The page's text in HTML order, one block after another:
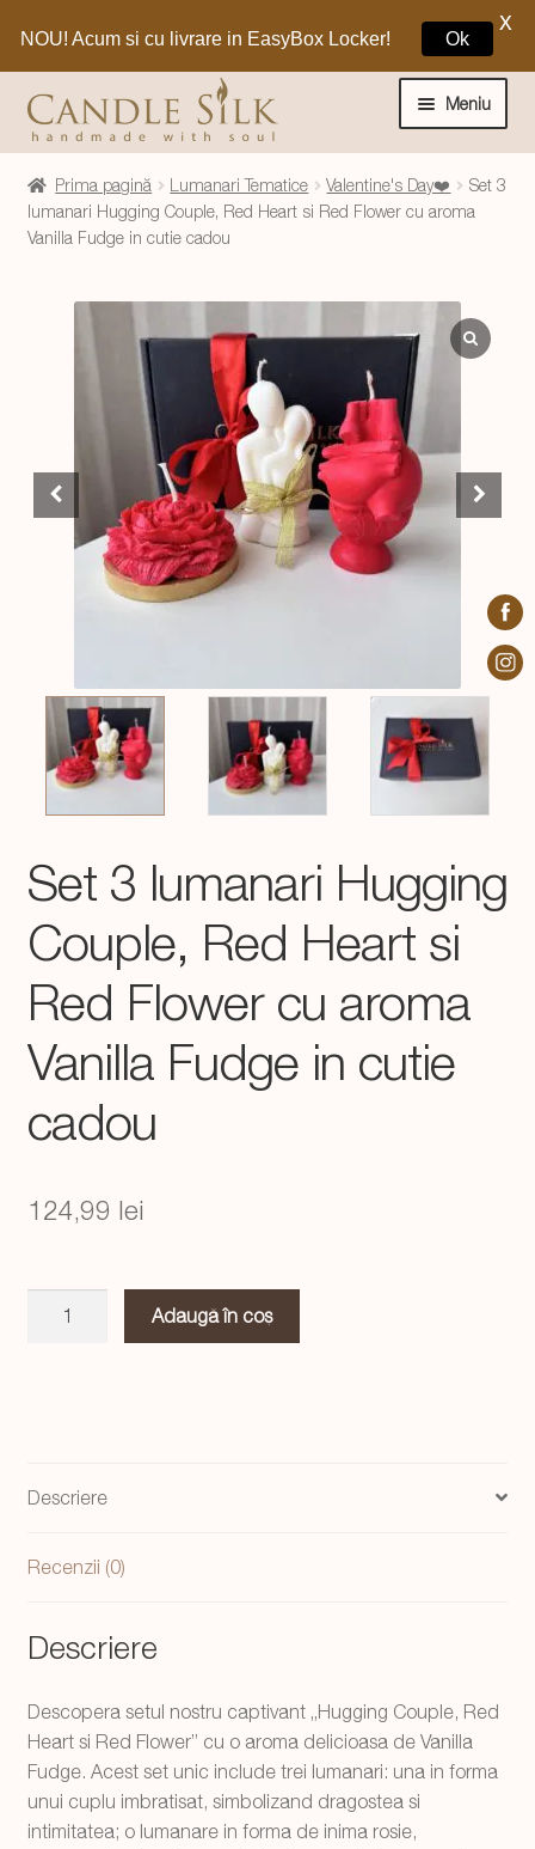
la
navigare
la
conținut
Meniu
Home
Craciun 🎁
Lumanari si decoratiuni
meniul
copil
Despre CandleSilk
Prima pagină Lumanari Tematice Valentine's Day❤️
Set 3
lumanari Hugging Couple, Red Heart si Red Flower cu aroma
Vanilla Fudge in cutie cadou
Set 3 lumanari Hugging
Couple, Red Heart si
Red Flower cu aroma
Vanilla Fudge in cutie
cadou
124,99 lei
Heart
Red
cu
aroma
Fudge
in
cutie
cadou
Adaugă în coș
Descriere
Recenzii (0)
Descriere
Descopera setul nostru captivant „Hugging Couple, Red
Heart si Red Flower” cu o aroma delicioasa de Vanilla
Fudge. Acest set unic include trei lumanari: una in forma
unui cuplu imbratisat, simbolizand dragostea si
intimitatea; o lumanare in forma de inima rosie,
NOU! Acum si cu livrare in EasyBox Locker! Ok
X